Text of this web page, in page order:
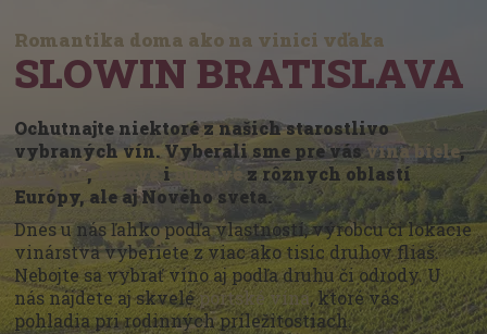
Romantika doma ako na vinici vďaka
SLOWIN BRATISLAVA
Ochutnajte niektoré z našich starostlivo
vybraných vín. Vyberali sme pre vásvína biele,
červené, i šumivé z rôznych oblastí
Európy, ale aj Nového sveta.
Dnes u nás ľahko podľa vlastností, výrobcu či lokácie
vinárstva vyberiete z viac ako tisíc druhov fliaš.
Nebojte sa vybrať víno aj podľa druhu či odrody. U
nás nájdete aj skveléportské vína, ktoré vás
pohladia pri rodinných príležitostiach.